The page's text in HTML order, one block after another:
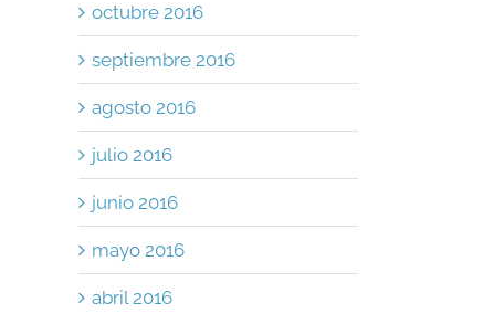
octubre 2016
septiembre 2016
agosto 2016
julio 2016
junio 2016
mayo 2016
abril 2016